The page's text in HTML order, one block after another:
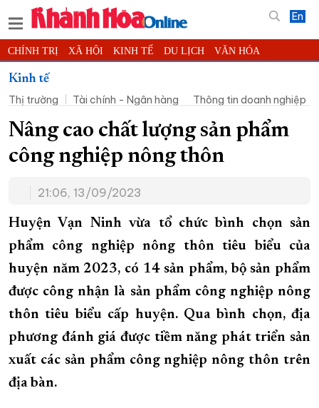
En
CHÍNH TRỊ XÃ HỘI KINH TẾ DU LỊCH VĂN HÓA
THỂ THAO
KHOA HỌC - CÔNG NGHỆ PHÁP LUẬT BẠN ĐỌC PHÓNG SỰ
THẾ GIỚI MULTIMEDIA VIDEO ĐỌC BÁO ONLINE
PODCAST THÔNG TIN - QUẢNG CÁO
TRƯỜNG SA BIỂN ĐẢO QUÊ HƯƠNG
CHUNG TAY CẢI CÁCH HÀNH CHÍNH
XÂY DỰNG NÔNG THÔN MỚI LỊCH CẮT ĐIỆN
TÀU - XE - MÁY BAY
KỶ NIỆM 370 NĂM XÂY DỰNG VÀ PHÁT TRIỂN TỈNH KHÁNH HÒA
KHOẢNH KHẮC ĐẸP XỨ TRẦM
XÂY DỰNG KHÁNH HÒA TRỞ THÀNH THÀNH PHỐ TRỰC THUỘC
ĐẠI HỘI ĐẢNG CÁC CẤP TRANG CHỦ VỀ BÁO KHÁNH HÒA
Kinh tế
Thị trường
Tài chính - Ngân hàng Thông tin doanh nghiệp
Nâng cao chất lượng sản phẩm
công nghiệp nông thôn
21:06, 13/09/2023
Huyện Vạn Ninh vừa tổ chức bình chọn sản
phẩm công nghiệp nông thôn tiêu biểu của
huyện năm 2023, có 14 sản phẩm, bộ sản phẩm
được công nhận là sản phẩm công nghiệp nông
thôn tiêu biểu cấp huyện. Qua bình chọn, địa
phương đánh giá được tiềm năng phát triển sản
xuất các sản phẩm công nghiệp nông thôn trên
địa bàn.